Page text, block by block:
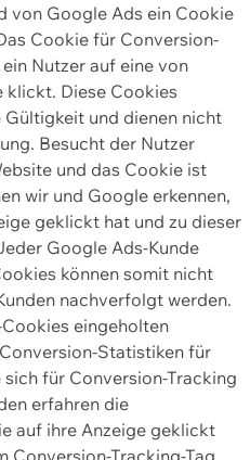
von Google Ads ein Cookie
Cookie für Conversion-
Nutzer auf eine von
klickt. Diese Cookies
Gültigkeit und dienen nicht
Besucht der Nutzer
und das Cookie ist
wir und Google erkennen,
geklickt hat und zu dieser
Google Ads-Kunde
können somit nicht
nachverfolgt werden.
eingeholten
Statistiken für
für Conversion-Tracking
erfahren die
auf ihre Anzeige geklickt